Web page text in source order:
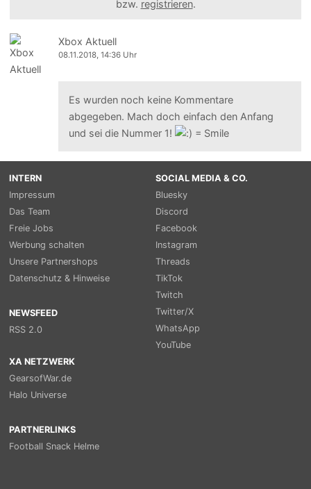
bzw. registrieren.
Xbox Aktuell
08.11.2018, 14:36 Uhr
Es wurden noch keine Kommentare
abgegeben. Mach doch einfach den Anfang
und sei die Nummer 1!
INTERN
Impressum
Das Team
Freie Jobs
Werbung schalten
Unsere Partnershops
Datenschutz & Hinweise
NEWSFEED
RSS 2.0
SOCIAL MEDIA & CO.
Bluesky
Discord
Facebook
Instagram
Threads
TikTok
Twitch
Twitter/X
WhatsApp
YouTube
XA NETZWERK
GearsofWar.de
Halo Universe
PARTNERLINKS
Football Snack Helme